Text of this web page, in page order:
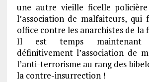
une autre vieille ficelle
l’association de malfaiteurs, qui
office contre les anarchistes de la
Il est temps maintenant
définitivement l’association de
l’anti-terrorisme au rang des
la contre-insurrection !